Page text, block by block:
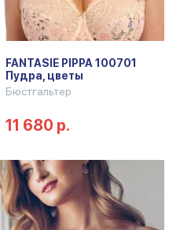
FANTASIE PIPPA 100701
Пудра, цветы
Бюстгальтер
11 680 р.